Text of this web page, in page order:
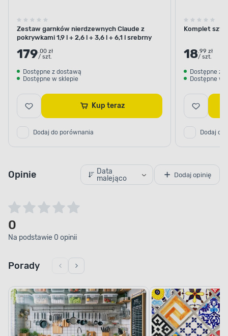
Zestaw garnków nierdzewnych Claude z
pokrywkami 1,9 l + 2,6 l + 3,6 l + 6,1 l srebrny
179.00 zł
/ szt.
Dostępne z dostawą
Dostępne w sklepie
Kup teraz
Dodaj do porównania
Komplet
18.99 zł
/ szt.
Dostępne z
Dostępne w
Dodaj do
Opinie
Data
malejąco
Dodaj opinię
0
Na podstawie 0 opinii
Porady